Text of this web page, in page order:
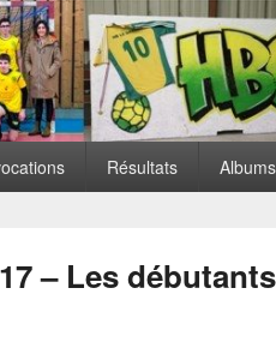
Résultats Albums
– Les débutants